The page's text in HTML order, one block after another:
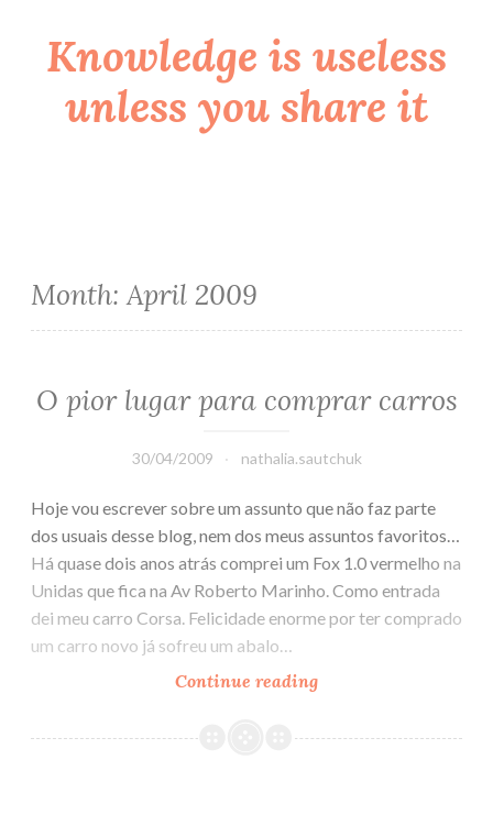
Skip
content
Knowledge is useless
unless you share it
Month:April 2009
O pior lugar para comprar carros
30/04/2009 nathalia.sautchuk
Hoje vou escrever sobre um assunto que não faz parte
dos usuais desse blog, nem dos meus assuntos favoritos…
Há quase dois anos atrás comprei um Fox 1.0 vermelho na
Unidas que fica na Av Roberto Marinho. Como entrada
dei meu carro Corsa. Felicidade enorme por ter comprado
um carro novo já sofreu um abalo…
Continue reading
lugar